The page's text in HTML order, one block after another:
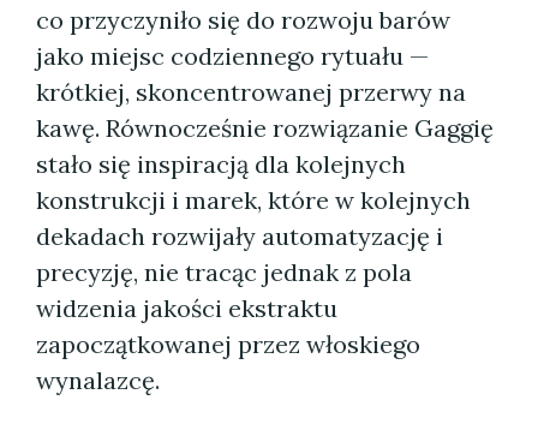
co przyczyniło się do rozwoju barów
jako miejsc codziennego rytuału —
krótkiej, skoncentrowanej przerwy na
kawę. Równocześnie rozwiązanie Gaggię
stało się inspiracją dla kolejnych
konstrukcji i marek, które w kolejnych
dekadach rozwijały automatyzację i
precyzję, nie tracąc jednak z pola
widzenia jakości ekstraktu
zapoczątkowanej przez włoskiego
wynalazcę.